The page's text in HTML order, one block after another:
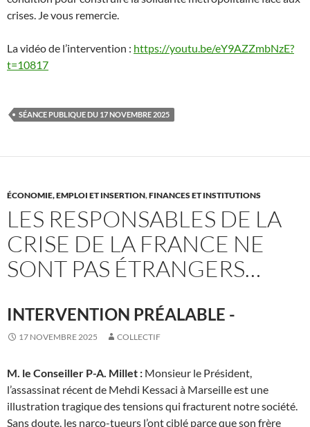
crises. Je vous remercie.
La vidéo de l’intervention : https://youtu.be/eY9AZZmbNzE?
t=10817
SÉANCE PUBLIQUE DU 17 NOVEMBRE 2025
ÉCONOMIE, EMPLOI ET INSERTION,FINANCES ET INSTITUTIONS
LES RESPONSABLES DE LA
CRISE DE LA FRANCE NE
SONT PAS ÉTRANGERS…
INTERVENTION PRÉALABLE -
17 NOVEMBRE 2025 COLLECTIF
M. le Conseiller P-A. Millet : Monsieur le Président,
l’assassinat récent de Mehdi Kessaci à Marseille est une
illustration tragique des tensions qui fracturent notre société.
Sans doute, les narco-tueurs l’ont ciblé parce que son frère